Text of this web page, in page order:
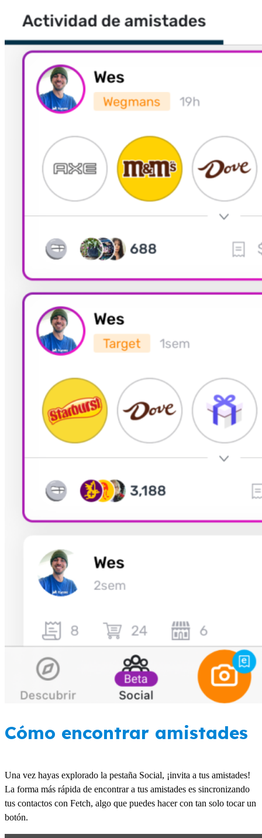
Cómo encontrar amistades
Una vez hayas explorado la pestaña Social, ¡invita a tus amistades!
La forma más rápida de encontrar a tus amistades es sincronizando
tus contactos con Fetch, algo que puedes hacer con tan solo tocar un
botón.